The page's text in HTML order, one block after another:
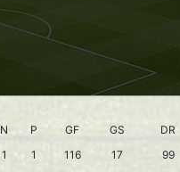
N P GF GS
DR
1 1 116 17
99